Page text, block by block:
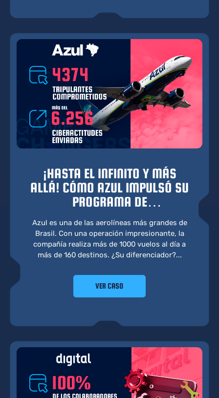
¡HASTA EL INFINITO Y MÁS
ALLÁ! CÓMO AZUL IMPULSÓ SU
PROGRAMA DE
CIBERSEGURIDAD A TRAVÉS DE
LA GAMIFICACIÓN
Azul es una de las aerolíneas más grandes de
Brasil. Con una operación impresionante, la
compañía realiza más de 1000 vuelos al día a
más de 160 destinos. ¿Su diferenciador?...
VER CASO